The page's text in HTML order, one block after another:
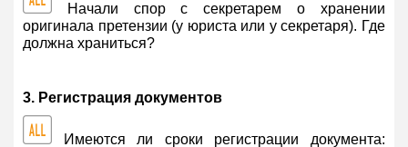
Начали спор с секретарем о хранении
оригинала претензии (у юриста или у секретаря). Где
должна храниться?
3. Регистрация документов
Имеются ли сроки регистрации документа: